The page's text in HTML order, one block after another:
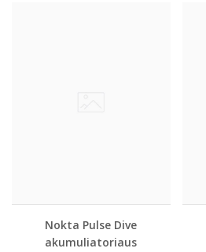
Nokta Pulse Dive
akumuliatoriaus